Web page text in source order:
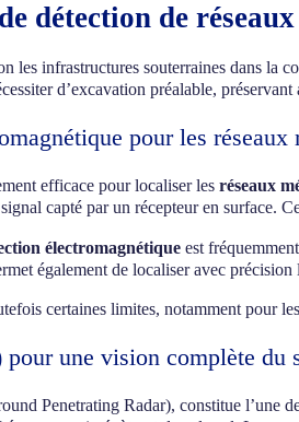
détection de
les infrastructures souterraines dans la
d’excavation préalable,
pour les réseaux
efficace pour localiser les réseaux
capté par un récepteur en surface.
électromagnétique est
également de localiser avec
certaines limites, notamment pour
pour une vision complète du
Penetrating Radar), constitue l’une